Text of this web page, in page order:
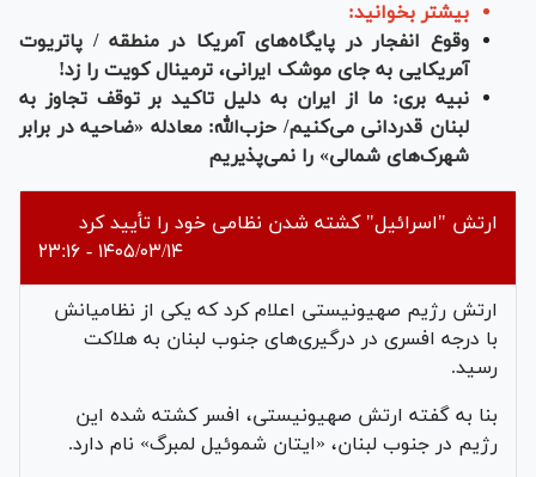
بیشتر بخوانید:
وقوع انفجار در پایگاه‌های آمریکا در منطقه / پاتریوت
آمریکایی به جای موشک ایرانی، ترمینال کویت را زد!
نبیه بری: ما از ایران به دلیل تاکید بر توقف تجاوز به
لبنان قدردانی می‌کنیم/ حزب‌الله: معادله «ضاحیه در برابر
شهرک‌های شمالی» را نمی‌پذیریم
ارتش "اسرائیل" کشته شدن نظامی خود را تأیید کرد
۱۴۰۵/۰۳/۱۴ - ۲۳:۱۶
ارتش رژیم صهیونیستی اعلام کرد که یکی از نظامیانش
با درجه افسری در درگیری‌های جنوب لبنان به هلاکت
رسید.
بنا به گفته ارتش صهیونیستی، افسر کشته شده این
رژیم در جنوب لبنان، «ایتان شموئیل لمبرگ» نام دارد.